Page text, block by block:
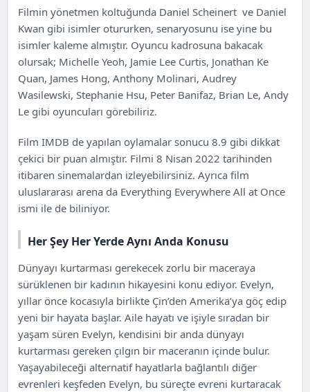
Her Şey Her Yerde Aynı Anda Filmi Hakkında
Her Şey Her Yerde Aynı Anda Konusu
Her Şey Her Yerde Aynı Anda Oyuncuları ve
Karakterler
Filmin yönetmen koltuğunda Daniel Scheinert ve Daniel
Kwan gibi isimler otururken, senaryosunu ise yine bu
isimler kaleme almıştır. Oyuncu kadrosuna bakacak
olursak; Michelle Yeoh, Jamie Lee Curtis, Jonathan Ke
Quan, James Hong, Anthony Molinari, Audrey
Wasilewski, Stephanie Hsu, Peter Banifaz, Brian Le, Andy
Le gibi oyuncuları görebiliriz.
Film IMDB de yapılan oylamalar sonucu 8.9 gibi dikkat
çekici bir puan almıştır. Filmi 8 Nisan 2022 tarihinden
itibaren sinemalardan izleyebilirsiniz. Ayrıca film
uluslararası arena da Everything Everywhere All at Once
ismi ile de biliniyor.
Her Şey Her Yerde Aynı Anda Konusu
Dünyayı kurtarması gerekecek zorlu bir maceraya
sürüklenen bir kadının hikayesini konu ediyor. Evelyn,
yıllar önce kocasıyla birlikte Çin’den Amerika’ya göç edip
yeni bir hayata başlar. Aile hayatı ve işiyle sıradan bir
yaşam süren Evelyn, kendisini bir anda dünyayı
kurtarması gereken çılgın bir maceranın içinde bulur.
Yaşayabileceği alternatif hayatlarla bağlantılı diğer
evrenleri keşfeden Evelyn, bu süreçte evreni kurtaracak